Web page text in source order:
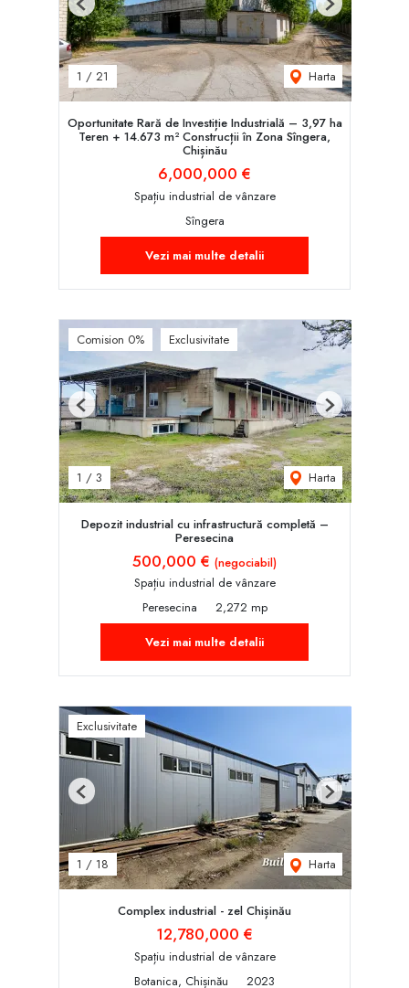
1 / 21 Harta
Previous Next
Oportunitate Rară de Investiție Industrială – 3,97 ha
Teren + 14.673 m² Construcții în Zona Sîngera,
Chișinău
6,000,000 €
Spațiu industrial de vânzare
Sîngera
Vezi mai multe detalii
Comision 0% Exclusivitate
1 / 3 Harta
Previous Next
Depozit industrial cu infrastructură completă –
Peresecina
500,000 € (negociabil)
Spațiu industrial de vânzare
Peresecina
2,272 mp
Vezi mai multe detalii
Exclusivitate
1 / 18 Harta
Previous Next
Complex industrial - zel Chișinău
12,780,000 €
Spațiu industrial de vânzare
Botanica, Chișinău
2023